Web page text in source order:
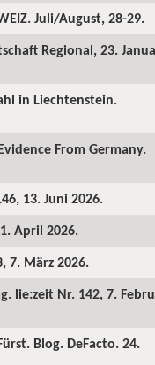
Juli/August, 28-29.
Regional, 23.
in Liechtenstein.
From Germany.
13. Juni 2026.
April 2026.
7. März 2026.
lie:zeit Nr. 142, 7.
Blog. DeFacto. 24.